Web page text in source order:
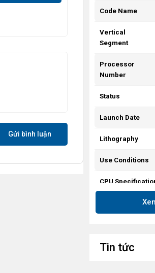
Gửi bình luận
Code Name
Vertical
Segment
Processor
Number
Status
Launch Date
Lithography
Use Conditions
CPU
cores
Tin tức